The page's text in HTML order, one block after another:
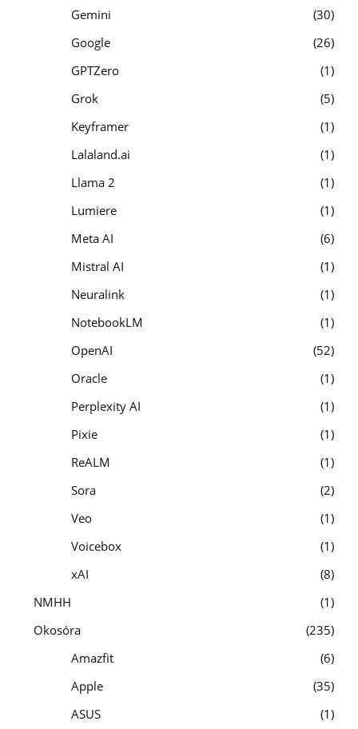
Gemini
30
Google
26
GPTZero
1
Grok
5
Keyframer
1
Lalaland.ai
1
Llama 2
1
Lumiere
1
Meta AI
6
Mistral AI
1
Neuralink
1
NotebookLM
1
OpenAI
52
Oracle
1
Perplexity AI
1
Pixie
1
ReALM
1
Sora
2
Veo
1
Voicebox
1
xAI
8
NMHH
1
Okosóra
235
Amazfit
6
Apple
35
ASUS
1